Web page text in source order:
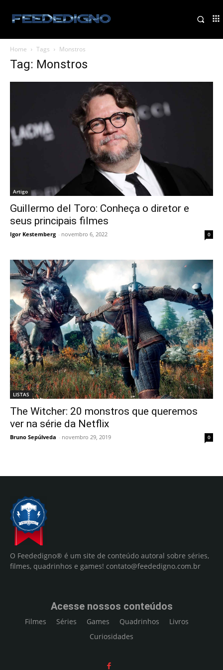
Home Tags Monstros
Tag: Monstros
Artigo
Guillermo del Toro: Conheça o diretor e
seus principais filmes
Igor Kestemberg - novembro 6, 2022 0
LISTAS
The Witcher: 20 monstros que queremos
ver na série da Netflix
Bruno Sepúlveda - novembro 29, 2019 0
O Feededigno® é um site de conteúdo autoral sobre séries,
filmes, quadrinhos e games! contato@feededigno.com.br
Acesse nossos conteúdos
Filmes Séries Games Quadrinhos
Livros
Curiosidades